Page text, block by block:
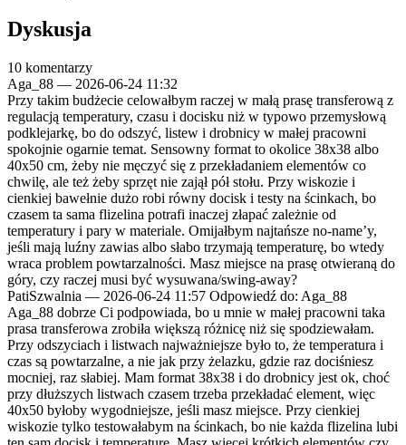
Dyskusja
10 komentarzy
Aga_88 — 2026-06-24 11:32
Przy takim budżecie celowałbym raczej w małą prasę transferową z
regulacją temperatury, czasu i docisku niż w typowo przemysłową
podklejarkę, bo do odszyć, listew i drobnicy w małej pracowni
spokojnie ogarnie temat. Sensowny format to okolice 38x38 albo
40x50 cm, żeby nie męczyć się z przekładaniem elementów co
chwilę, ale też żeby sprzęt nie zajął pół stołu. Przy wiskozie i
cienkiej bawełnie dużo robi równy docisk i testy na ścinkach, bo
czasem ta sama flizelina potrafi inaczej złapać zależnie od
temperatury i pary w materiale. Omijałbym najtańsze no-name’y,
jeśli mają luźny zawias albo słabo trzymają temperaturę, bo wtedy
wraca problem powtarzalności. Masz miejsce na prasę otwieraną do
góry, czy raczej musi być wysuwana/swing-away?
PatiSzwalnia — 2026-06-24 11:57 Odpowiedź do: Aga_88
Aga_88 dobrze Ci podpowiada, bo u mnie w małej pracowni taka
prasa transferowa zrobiła większą różnicę niż się spodziewałam.
Przy odszyciach i listwach najważniejsze było to, że temperatura i
czas są powtarzalne, a nie jak przy żelazku, gdzie raz dociśniesz
mocniej, raz słabiej. Mam format 38x38 i do drobnicy jest ok, choć
przy dłuższych listwach czasem trzeba przekładać element, więc
40x50 byłoby wygodniejsze, jeśli masz miejsce. Przy cienkiej
wiskozie tylko testowałabym na ścinkach, bo nie każda flizelina lubi